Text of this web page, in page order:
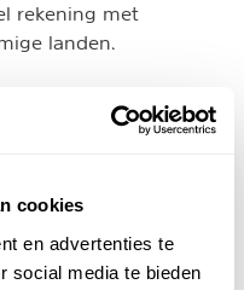
cookies
en advertenties te
social media te bieden
rekening met
landen.
die elke
wil hebben. In
Costa
je avontuurlijke reizen